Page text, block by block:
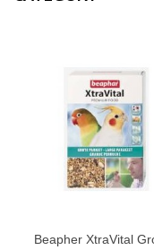
Beapher XtraVital